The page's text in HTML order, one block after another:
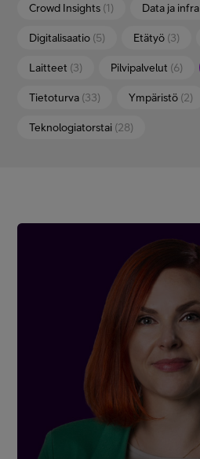
Crowd Insights (1) Data ja infra
Digitalisaatio (5) Etätyö (3)
Laitteet (3) Pilvipalvelut (6)
Tietoturva (33) Ympäristö (2)
Teknologiatorstai (28)